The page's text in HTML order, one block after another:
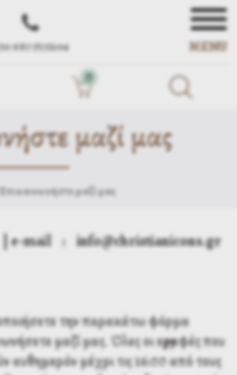
697 7572104 MENU
0
μαζί μας
Επικοινωνήστε μαζί μας
| e-mail : info@christianicons.gr
την παρακάτω φόρμα
μαζί μας. Όλες οι εγγραφές που
μέχρι τις 16:00 από τους